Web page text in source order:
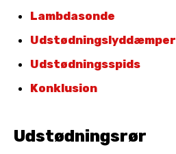
Lambdasonde
Udstødningslyddæmper
Udstødningsspids
Konklusion
Udstødningsrør